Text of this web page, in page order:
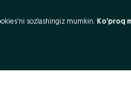
sotish?sozlashingiz mumkin. Ko'proq